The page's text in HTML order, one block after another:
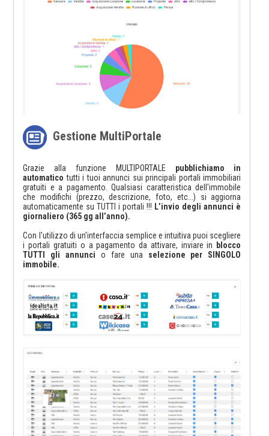
Gestione MultiPortale
Grazie alla funzione MULTIPORTALE pubblichiamo in
automatico tutti i tuoi annunci sui principali portali immobiliari
gratuiti e a pagamento. Qualsiasi caratteristica dell'immobile
che modifichi (prezzo, descrizione, foto, etc...) si aggiorna
automaticamente su TUTTI i portali !!! L’invio degli annunci è
giornaliero (365 gg all’anno).
Con l'utilizzo di un'interfaccia semplice e intuitiva puoi scegliere
i portali gratuiti o a pagamento da attivare, inviare in
blocco
TUTTI gli annunci o fare una selezione per SINGOLO
immobile.